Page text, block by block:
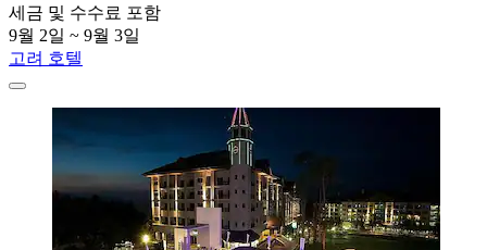
세금 및 수수료 포함
9월 2일 ~ 9월 3일
고려 호텔